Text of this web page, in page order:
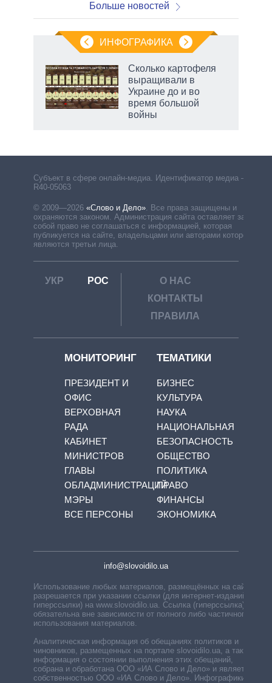
Больше новостей
ИНФОГРАФИКА
Сколько картофеля
выращивали в
Украине до и во
время большой
войны
Субъект в сфере онлайн-медиа. Идентификатор медиа –
R40-05063
© 2009—2026 «Слово и Дело». Все права защищены и
охраняются законом. Администрация сайта оставляет за
собой право не соглашаться с информацией, которая
публикуется на сайте, владельцами или авторами которой
являются третьи лица.
УКР РОС
О НАС
КОНТАКТЫ
ПРАВИЛА
МОНИТОРИНГ
ПРЕЗИДЕНТ И
ОФИС
ВЕРХОВНАЯ
РАДА
КАБИНЕТ
МИНИСТРОВ
ГЛАВЫ
ОБЛАДМИНИСТРАЦИЙ
МЭРЫ
ВСЕ ПЕРСОНЫ
ТЕМАТИКИ
БИЗНЕС
КУЛЬТУРА
НАУКА
НАЦИОНАЛЬНАЯ
БЕЗОПАСНОСТЬ
ОБЩЕСТВО
ПОЛИТИКА
ПРАВО
ФИНАНСЫ
ЭКОНОМИКА
info@slovoidilo.ua
Использование любых материалов, размещённых на сайте,
разрешается при указании ссылки (для интернет-изданий —
гиперссылки) на www.slovoidilo.ua. Ссылка (гиперссылка)
обязательна вне зависимости от полного либо частичного
использования материалов.
Аналитическая информация об обещаниях политиков и
чиновников, размещенных на портале slovoidilo.ua, а также
информация о состоянии выполнения этих обещаний,
собрана и обработана ООО «ИА Слово и Дело» и является
собственностью ООО «ИА Слово и Дело». Инфографики,